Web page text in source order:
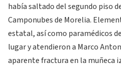
había saltado del segundo piso
Camponubes de Morelia.
estatal, así como paramédicos
lugar y atendieron a Marco
aparente fractura en la muñeca